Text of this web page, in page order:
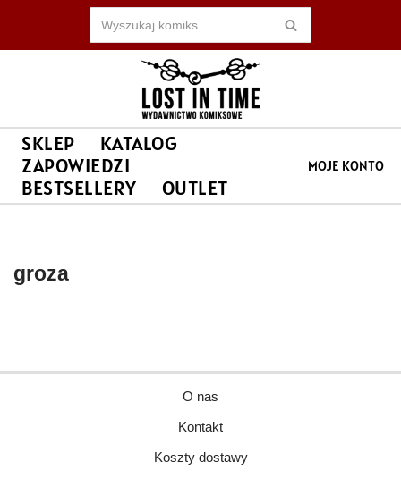
Przejdź
SKLEP
KATALOG
ZAPOWIEDZI
BESTSELLERY
OUTLET
MOJE KONTO
groza
O nas
Kontakt
Koszty dostawy